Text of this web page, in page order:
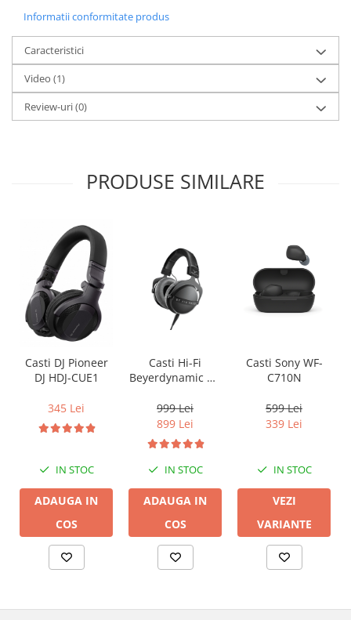
Informatii conformitate produs
Caracteristici
Video (1)
Review-uri(0)
PRODUSE SIMILARE
Casti DJ Pioneer
DJ HDJ-CUE1
345 Lei
IN STOC
ADAUGA IN
COS
Casti Hi-Fi
Beyerdynamic DT
999 Lei
899 Lei
IN STOC
ADAUGA IN
COS
Casti Sony WF-
C710N
599 Lei
339 Lei
IN STOC
VEZI
VARIANTE